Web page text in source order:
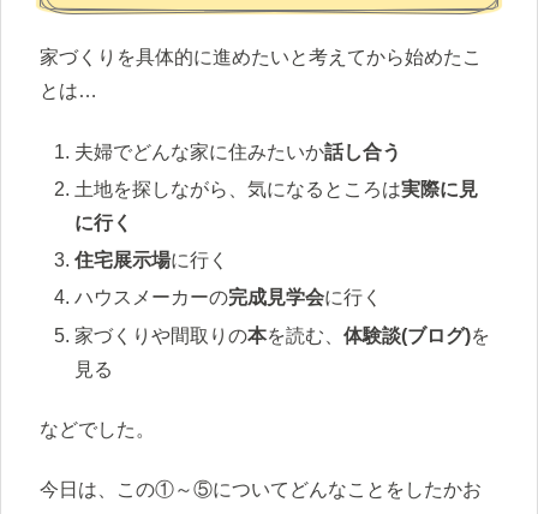
家づくりを具体的に進めたいと考えてから始めたこ
とは…
夫婦でどんな家に住みたいか話し合う
土地を探しながら、気になるところは実際に見
に行く
住宅展示場に行く
ハウスメーカーの完成見学会に行く
家づくりや間取りの本を読む、体験談(ブログ)を
見る
などでした。
今日は、この①～⑤についてどんなことをしたかお